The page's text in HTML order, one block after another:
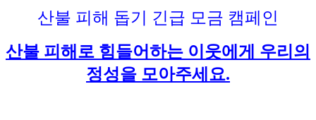
산불 피해 돕기 긴급 모금 캠페인
산불 피해로 힘들어하는 이웃에게 우리의
정성을 모아주세요.